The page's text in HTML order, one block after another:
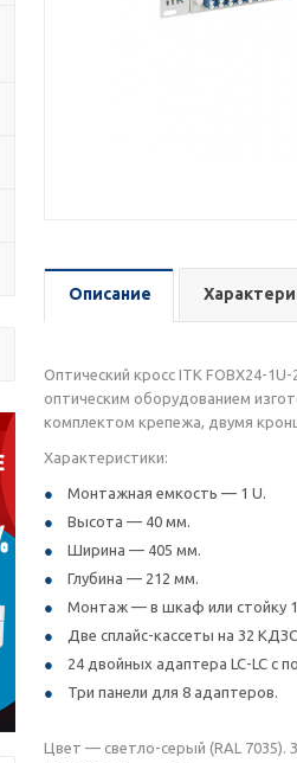
Описание
Оптический кросс ITK FOBX24-
оптическим оборудованием
комплектом крепежа, двумя
Характеристики:
Монтажная емкость — 1 U.
Высота — 40 мм.
Ширина — 405 мм.
Глубина — 212 мм.
Монтаж — в шкаф или стойку
Две сплайс-кассеты на 32
24 двойных адаптера LC-LC с
Три панели для 8 адаптеров.
Цвет — светло-серый (RAL 7035).